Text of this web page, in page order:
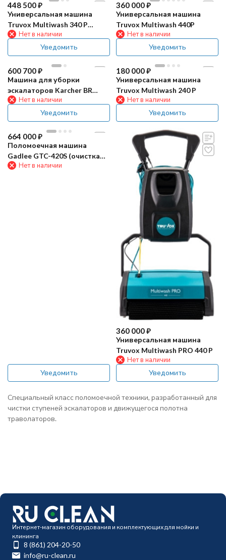
448 500₽
Универсальная машина
Truvox Multiwash 340 P
Battery Version
Нет в наличии
Уведомить
360 000₽
Универсальная машина
Truvox Multiwash 440P
Нет в наличии
Уведомить
600 700₽
Машина для уборки
эскалаторов Karcher BR
45/10 ESC
Нет в наличии
Уведомить
180 000₽
Универсальная машина
Truvox Multiwash 240 P
Нет в наличии
Уведомить
664 000₽
Поломоечная машина
Gadlee GTC-420S (очистка
паром)
Нет в наличии
Уведомить
360 000₽
Универсальная машина
Truvox Multiwash PRO 440 P
Нет в наличии
Уведомить
Специальный класс поломоечной техники, разработанный для
чистки ступеней эскалаторов и движущегося полотна
траволаторов.
Интернет-магазин оборудования и комплектующих для мойки и
клининга
8 (861) 204-20-50
info@ru-clean.ru